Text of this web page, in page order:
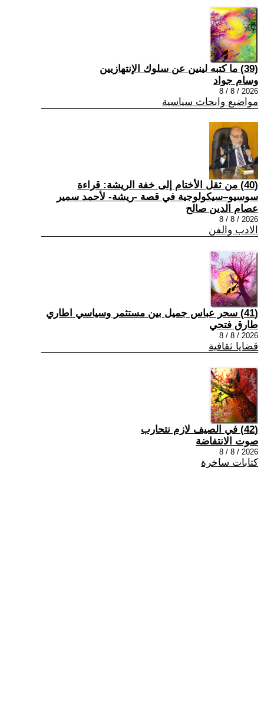
(39) ما كتبه لينين عن سلوك الإنتهازيين
وسام جواد
2026 / 8 / 8
مواضيع وابحاث سياسية
(40) من ثقل الأختام إلى خفة الريشة: قراءة
سوسيو–سيكولوجية في قصة -ريشة- لأحمد سمير
عصام الدين صالح
2026 / 8 / 8
الادب والفن
(41) سحر عباس جميل بين مستثمر وسياسي اطاري
طارق فتحي
2026 / 8 / 8
قضايا ثقافية
(42) في الصيف لازم نتحارب
صوت الانتفاضة
2026 / 8 / 8
كتابات ساخرة